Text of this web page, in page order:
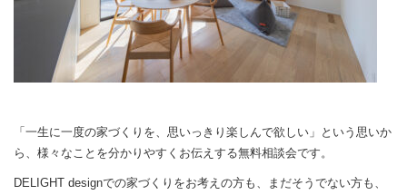
「一生に一度の家づくりを、思いっきり楽しんで欲しい」という思いか
ら、様々なことを分かりやすくお伝えする無料相談会です。
DELIGHT designでの家づくりをお考えの方も、まだそうでない方も、